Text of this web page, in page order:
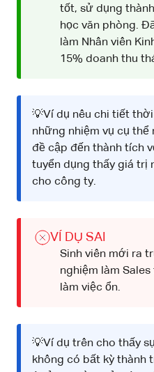
tốt, sử dụng
học văn phòng.
làm Nhân viên
15% doanh thu
💡Ví dụ nêu chi tiết
những nhiệm vụ cụ thể
đề cập đến thành tích
tuyển dụng thấy giá trị
cho công ty.
VÍ DỤ SAI
Sinh viên mới ra
nghiệm làm
làm việc ổn.
💡Ví dụ trên cho thấy
không có bất kỳ thành